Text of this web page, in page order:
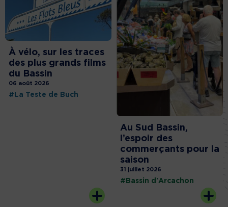
À vélo, sur les traces
des plus grands films
du Bassin
06 août 2026
#La Teste de Buch
Au Sud Bassin,
l’espoir des
commerçants pour la
saison
31 juillet 2026
#Bassin d'Arcachon